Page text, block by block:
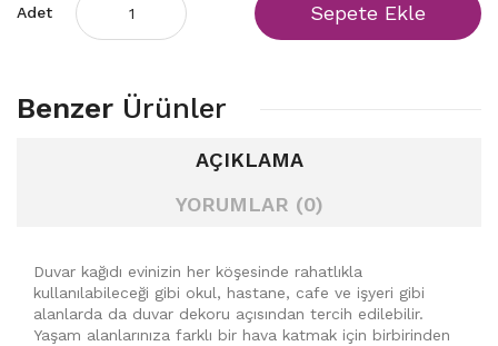
Adet Sepete Ekle
Benzer Ürünler
AÇIKLAMA
YORUMLAR (0)
Duvar kağıdı evinizin her köşesinde rahatlıkla
kullanılabileceği gibi okul, hastane, cafe ve işyeri gibi
alanlarda da duvar dekoru açısından tercih edilebilir.
Yaşam alanlarınıza farklı bir hava katmak için birbirinden